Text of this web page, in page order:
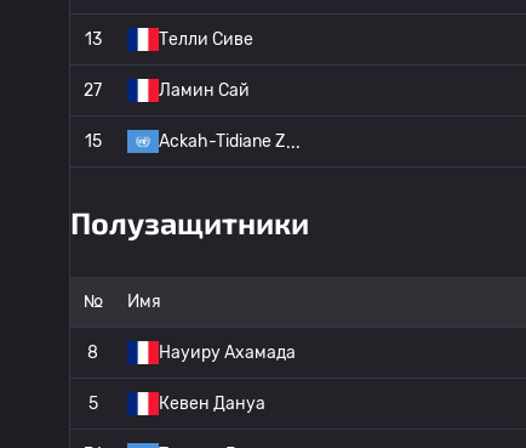
13 Телли Сиве
27 Ламин Сай
15 Ackah-Tidiane Z
Полузащитники
№ Имя
8 Науиру Ахамада
5 Кевен Дануа